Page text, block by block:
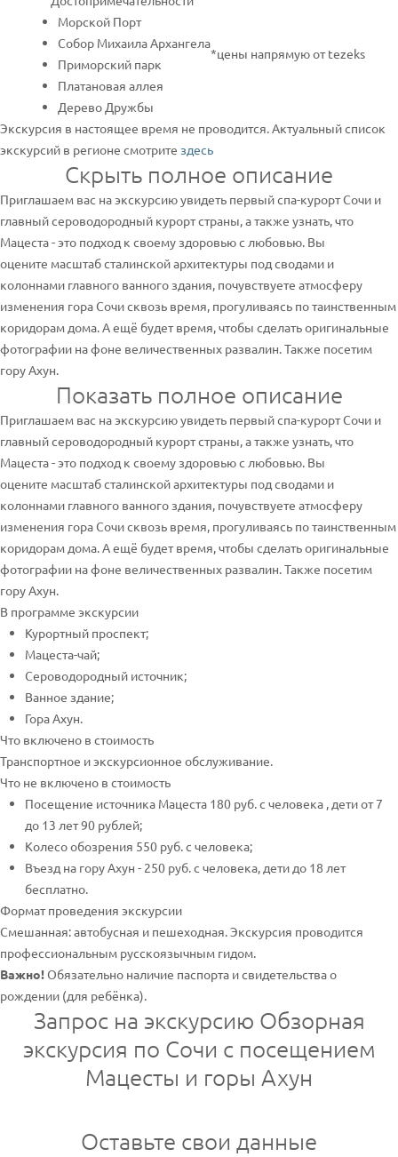
Морской Порт
Собор Михаила Архангела
Приморский парк
Платановая аллея
Дерево Дружбы
*цены напрямую от tezeks
Экскурсия в настоящее время не проводится. Актуальный список
экскурсий в регионе смотрите здесь
Скрыть полное описание
Приглашаем вас на экскурсию увидеть первый спа-курорт Сочи и
главный сероводородный курорт страны, а также узнать, что
Мацеста - это подход к своему здоровью с любовью. Вы
оцените масштаб сталинской архитектуры под сводами и
колоннами главного ванного здания, почувствуете атмосферу
изменения гора Сочи сквозь время, прогуливаясь по таинственным
коридорам дома. А ещё будет время, чтобы сделать оригинальные
фотографии на фоне величественных развалин. Также посетим
гору Ахун.
Показать полное описание
Приглашаем вас на экскурсию увидеть первый спа-курорт Сочи и
главный сероводородный курорт страны, а также узнать, что
Мацеста - это подход к своему здоровью с любовью. Вы
оцените масштаб сталинской архитектуры под сводами и
колоннами главного ванного здания, почувствуете атмосферу
изменения гора Сочи сквозь время, прогуливаясь по таинственным
коридорам дома. А ещё будет время, чтобы сделать оригинальные
фотографии на фоне величественных развалин. Также посетим
гору Ахун.
В программе экскурсии
Курортный проспект;
Мацеста-чай;
Сероводородный источник;
Ванное здание;
Гора Ахун.
Что включено в стоимость
Транспортное и экскурсионное обслуживание.
Что не включено в стоимость
Посещение источника Мацеста 180 руб. с человека , дети от 7
до 13 лет 90 рублей;
Колесо обозрения 550 руб. с человека;
Въезд на гору Ахун - 250 руб. с человека, дети до 18 лет
бесплатно.
Формат проведения экскурсии
Смешанная: автобусная и пешеходная. Экскурсия проводится
профессиональным русскоязычным гидом.
Важно!Обязательно наличие паспорта и свидетельства о
рождении (для ребёнка).
Запрос на экскурсию Обзорная
экскурсия по Сочи с посещением
Мацесты и горы Ахун
Оставьте свои данные